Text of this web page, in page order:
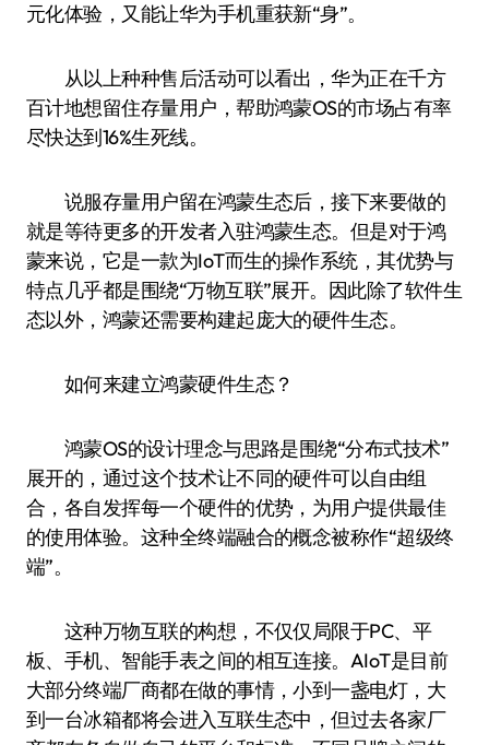
元化体验，又能让华为手机重获新“身”。
从以上种种售后活动可以看出，华为正在千方
百计地想留住存量用户，帮助鸿蒙OS的市场占有率
尽快达到16%生死线。
说服存量用户留在鸿蒙生态后，接下来要做的
就是等待更多的开发者入驻鸿蒙生态。但是对于鸿
蒙来说，它是一款为IoT而生的操作系统，其优势与
特点几乎都是围绕“万物互联”展开。因此除了软件生
态以外，鸿蒙还需要构建起庞大的硬件生态。
如何来建立鸿蒙硬件生态？
鸿蒙OS的设计理念与思路是围绕“分布式技术”
展开的，通过这个技术让不同的硬件可以自由组
合，各自发挥每一个硬件的优势，为用户提供最佳
的使用体验。这种全终端融合的概念被称作“超级终
端”。
这种万物互联的构想，不仅仅局限于PC、平
板、手机、智能手表之间的相互连接。AIoT是目前
大部分终端厂商都在做的事情，小到一盏电灯，大
到一台冰箱都将会进入互联生态中，但过去各家厂